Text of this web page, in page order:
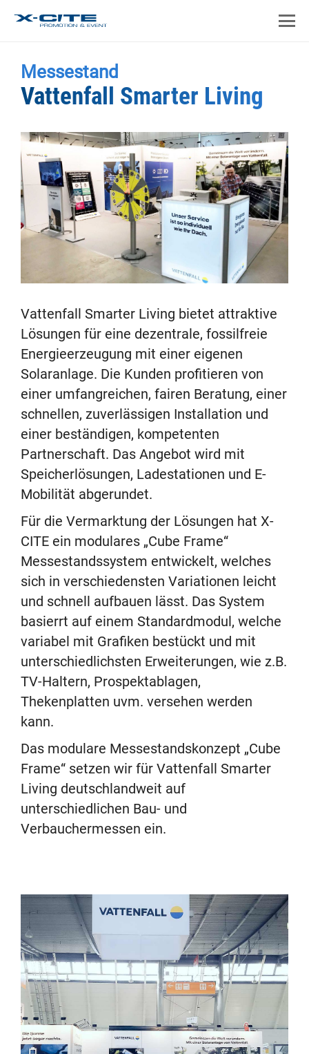
Messestand
Vattenfall Smarter Living
Vattenfall Smarter Living bietet attraktive
Lösungen für eine dezentrale, fossilfreie
Energieerzeugung mit einer eigenen
Solaranlage. Die Kunden profitieren von
einer umfangreichen, fairen Beratung, einer
schnellen, zuverlässigen Installation und
einer beständigen, kompetenten
Partnerschaft. Das Angebot wird mit
Speicherlösungen, Ladestationen und E-
Mobilität abgerundet.
Für die Vermarktung der Lösungen hat X-
CITE ein modulares „Cube Frame“
Messestandssystem entwickelt, welches
sich in verschiedensten Variationen leicht
und schnell aufbauen lässt. Das System
basierrt auf einem Standardmodul, welche
variabel mit Grafiken bestückt und mit
unterschiedlichsten Erweiterungen, wie z.B.
TV-Haltern, Prospektablagen,
Thekenplatten uvm. versehen werden
kann.
Das modulare Messestandskonzept „Cube
Frame“ setzen wir für Vattenfall Smarter
Living deutschlandweit auf
unterschiedlichen Bau- und
Verbauchermessen ein.